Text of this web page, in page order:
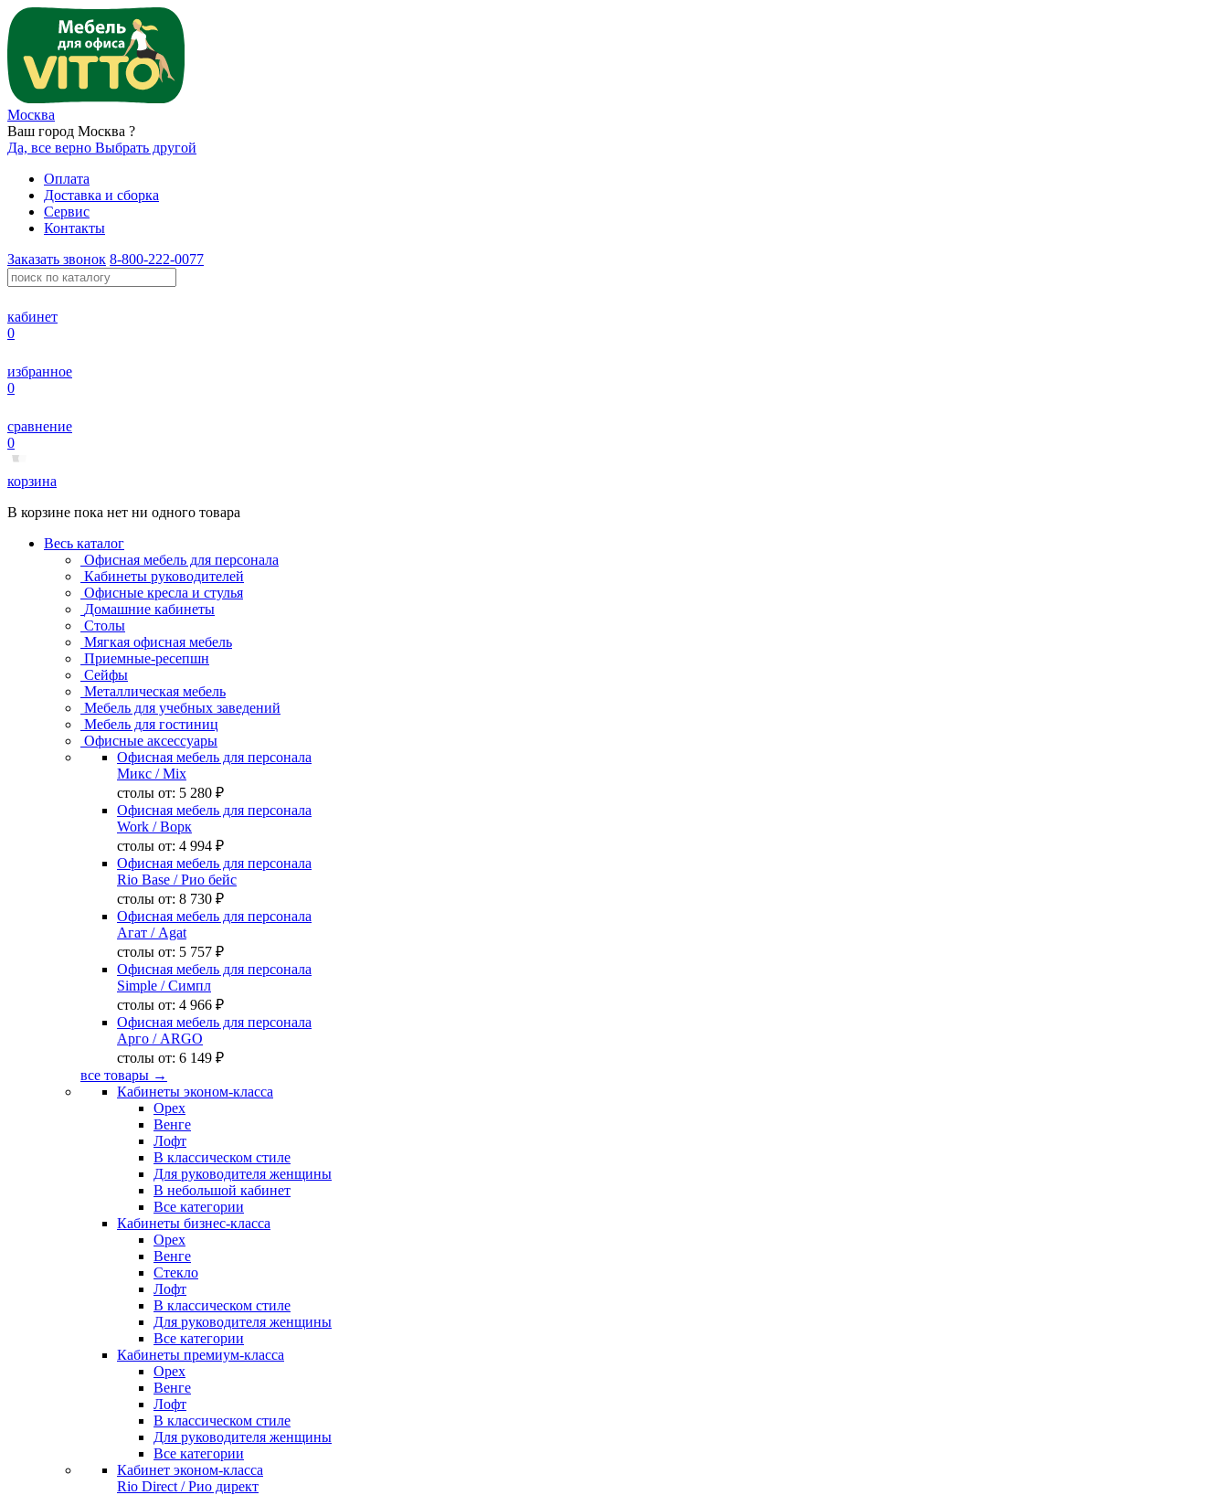
Москва
Ваш город Москва ?
Да, все верно Выбрать другой
Оплата
Доставка и сборка
Сервис
Контакты
Заказать звонок 8-800-222-0077
кабинет
0
избранное
0
сравнение
0
корзина
В корзине пока нет ни одного товара
Весь каталог
Офисная мебель для персонала
Кабинеты руководителей
Офисные кресла и стулья
Домашние кабинеты
Столы
Мягкая офисная мебель
Приемные-ресепшн
Сейфы
Металлическая мебель
Мебель для учебных заведений
Мебель для гостиниц
Офисные аксессуары
Офисная мебель для персонала
Микс / Mix
столы от: 5 280 ₽
Офисная мебель для персонала
Work / Ворк
столы от: 4 994 ₽
Офисная мебель для персонала
Rio Base / Рио бейс
столы от: 8 730 ₽
Офисная мебель для персонала
Агат / Agat
столы от: 5 757 ₽
Офисная мебель для персонала
Simple / Симпл
столы от: 4 966 ₽
Офисная мебель для персонала
Арго / ARGO
столы от: 6 149 ₽
все товары →
Кабинеты эконом-класса
Орех
Венге
Лофт
В классическом стиле
Для руководителя женщины
В небольшой кабинет
Все категории
Кабинеты бизнес-класса
Орех
Венге
Стекло
Лофт
В классическом стиле
Для руководителя женщины
Все категории
Кабинеты премиум-класса
Орех
Венге
Лофт
В классическом стиле
Для руководителя женщины
Все категории
Кабинет эконом-класса
Rio Direct / Рио директ